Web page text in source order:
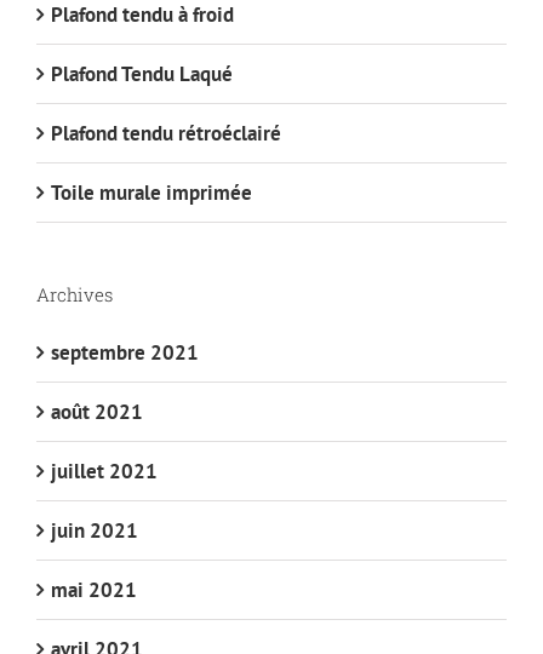
Plafond tendu à froid
Plafond Tendu Laqué
Plafond tendu rétroéclairé
Toile murale imprimée
Archives
septembre 2021
août 2021
juillet 2021
juin 2021
mai 2021